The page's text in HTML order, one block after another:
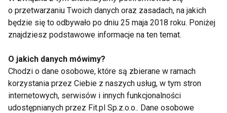
Zamiast sięgać po środki przeczyszczające,
warto zastosować łagodne, naturalne metody
równowagi po świętach.
nawodnienieto podstawa – co najmniej 2 litry
wody dziennie pomogą wypłukać nadmiar soli i
wspomogą pracę nerek.
o przetwarzaniu Twoich danych oraz zasadach, na jakich
będzie się to odbywało po dniu 25 maja 2018 roku. Poniżej
znajdziesz podstawowe informacje na ten temat.
O jakich danych mówimy?
Chodzi o dane osobowe, które są zbierane w ramach
korzystania przez Ciebie z naszych usług, w tym stron
internetowych, serwisów i innych funkcjonalności
udostępnianych przez Fit.pl Sp.z.o.o.. Dane osobowe